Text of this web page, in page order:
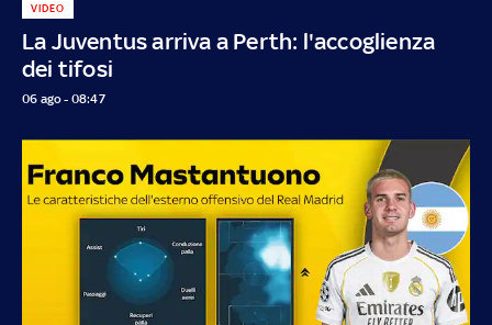
La Juventus arriva a Perth: l'accoglienza
dei tifosi
VIDEO
06 ago - 08:47